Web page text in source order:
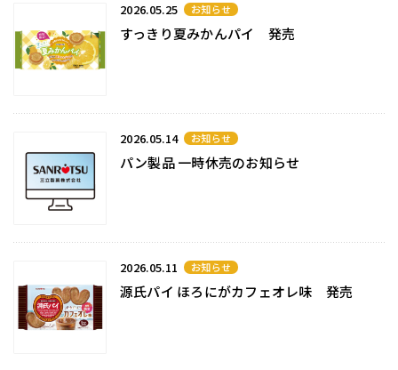
2026.05.25 お知らせ
すっきり夏みかんパイ 発売
2026.05.14 お知らせ
パン製品 一時休売のお知らせ
2026.05.11 お知らせ
源氏パイ ほろにがカフェオレ味 発売